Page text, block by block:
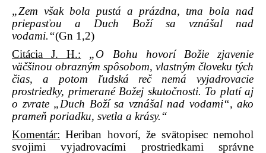
„Zem však bola pustá a prázdna, tma bola nad
priepasťou a Duch Boží sa vznášal nad
vodami.“(Gn 1,2)
Citácia J. H.: „O Bohu hovorí Božie zjavenie
väčšinou obrazným spôsobom, vlastným človeku tých
čias, a potom ľudská reč nemá vyjadrovacie
prostriedky, primerané Božej skutočnosti. To platí aj
o zvrate „Duch Boží sa vznášal nad vodami“, ako
prameň poriadku, svetla a krásy.“
Komentár: Heriban hovorí, že svätopisec nemohol
svojimi vyjadrovacími prostriedkami správne